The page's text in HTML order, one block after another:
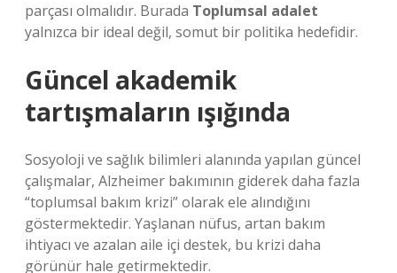
parçası olmalıdır. Burada Toplumsal adalet
yalnızca bir ideal değil, somut bir politika hedefidir.
Güncel akademik
tartışmaların ışığında
Sosyoloji ve sağlık bilimleri alanında yapılan güncel
çalışmalar, Alzheimer bakımının giderek daha fazla
“toplumsal bakım krizi” olarak ele alındığını
göstermektedir. Yaşlanan nüfus, artan bakım
ihtiyacı ve azalan aile içi destek, bu krizi daha
görünür hale getirmektedir.